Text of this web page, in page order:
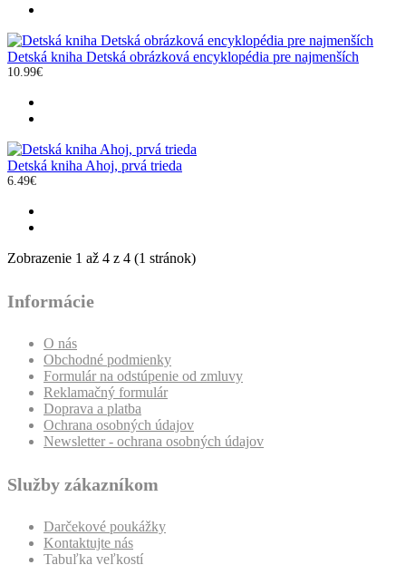
Detská kniha Detská obrázková encyklopédia pre najmenších
10.99€
Detská kniha Ahoj, prvá trieda
6.49€
Zobrazenie 1 až 4 z 4 (1 stránok)
Informácie
O nás
Obchodné podmienky
Formulár na odstúpenie od zmluvy
Reklamačný formulár
Doprava a platba
Ochrana osobných údajov
Newsletter - ochrana osobných údajov
Služby zákazníkom
Darčekové poukážky
Kontaktujte nás
Tabuľka veľkostí